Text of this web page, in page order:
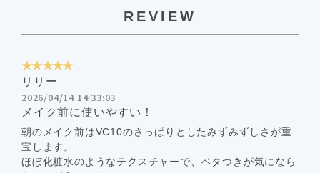
REVIEW
★★★★★
リリー
2026/04/14 14:33:03
メイク前に使いやすい！
朝のメイク前はVC10のさっぱりとしたみずみずしさが重
宝します。
ほぼ化粧水のようなテクスチャーで、ベタつきが気になら